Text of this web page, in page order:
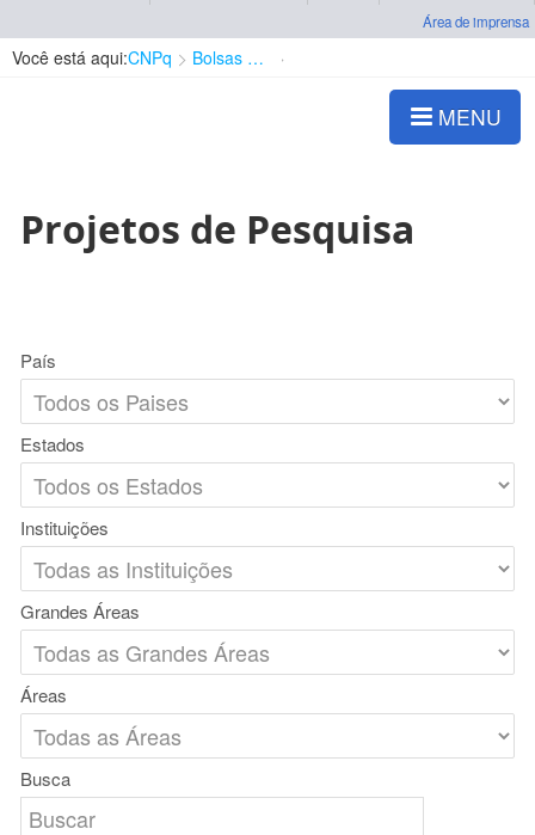
Área de imprensa
Você está aqui:CNPq Bolsas e Auxílios Vigentes
MENU
Projetos de Pesquisa
País
Estados
Instituições
Grandes Áreas
Áreas
Busca